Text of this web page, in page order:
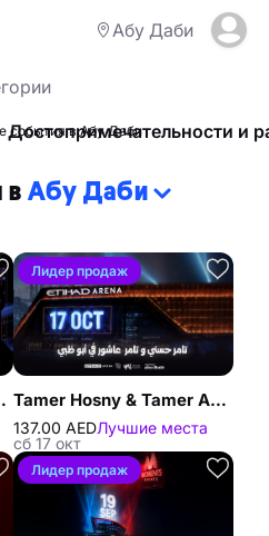
Абу Даби
Достопримечательности и
события в Абу Даби
в Абу Даби
Абу-Даби
Лидер продаж
Tamer Hosny & Tamer Ashour в Абу-Даби
137.00 AEDЛучшие места
сб 17 окт
Лидер продаж